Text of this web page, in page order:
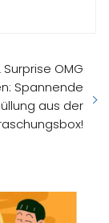
Surprise OMG
Spannende
aus der